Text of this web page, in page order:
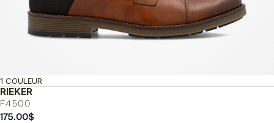
RIEKER
F4500
1 COULEUR
175.00$